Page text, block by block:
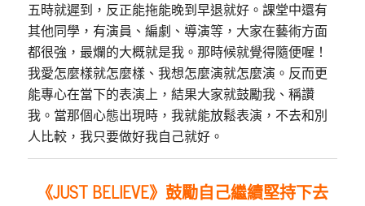
五時就遲到，反正能拖能晚到早退就好。課堂中還有
其他同學，有演員、編劇、導演等，大家在藝術方面
都很強，最爛的大概就是我。那時候就覺得隨便喔！
我愛怎麼樣就怎麼樣、我想怎麼演就怎麼演。反而更
能專心在當下的表演上，結果大家就鼓勵我、稱讚
我。當那個心態出現時，我就能放鬆表演，不去和別
人比較，我只要做好我自己就好。
《JUST BELIEVE》鼓勵自己繼續堅持下去